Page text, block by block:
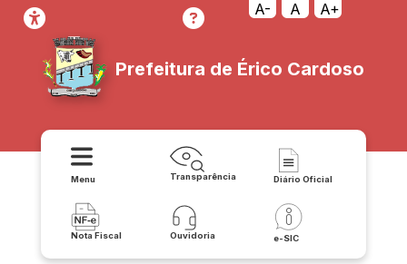
A- A A+
Prefeitura de Érico Cardoso
Menu Transparência Diário Oficial
Nota Fiscal Ouvidoria e-SIC